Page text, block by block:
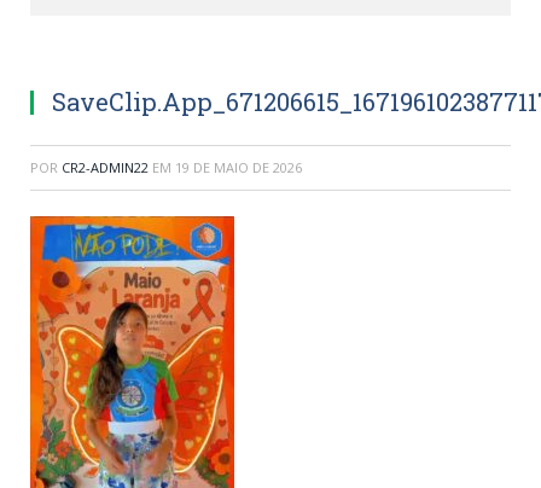
POR CR2-ADMIN22 EM 19 DE MAIO DE 2026